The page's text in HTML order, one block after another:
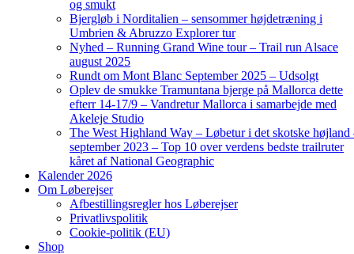
og smukt
Bjergløb i Norditalien – sensommer højdetræning i
Umbrien & Abruzzo Explorer tur
Nyhed – Running Grand Wine tour – Trail run Alsace
august 2025
Rundt om Mont Blanc September 2025 – Udsolgt
Oplev de smukke Tramuntana bjerge på Mallorca dette
efterr 14-17/9 – Vandretur Mallorca i samarbejde med
Akeleje Studio
The West Highland Way – Løbetur i det skotske højland
september 2023 – Top 10 over verdens bedste trailruter
kåret af National Geographic
Kalender 2026
Om Løberejser
Afbestillingsregler hos Løberejser
Privatlivspolitik
Cookie-politik (EU)
Shop